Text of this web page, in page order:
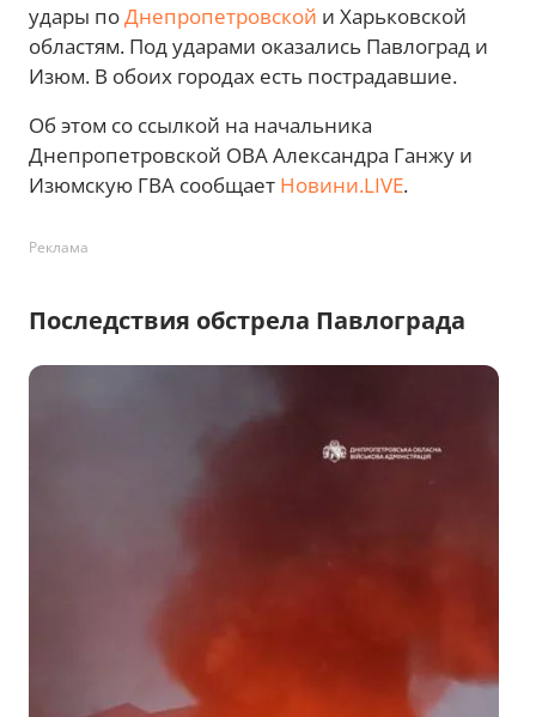
удары поДнепропетровской и Харьковской
областям. Под ударами оказались Павлоград и
Изюм. В обоих городах есть пострадавшие.
Об этом со ссылкой на начальника
Днепропетровской ОВА Александра Ганжу и
Изюмскую ГВА сообщает Новини.LIVE.
Реклама
Последствия обстрела Павлограда